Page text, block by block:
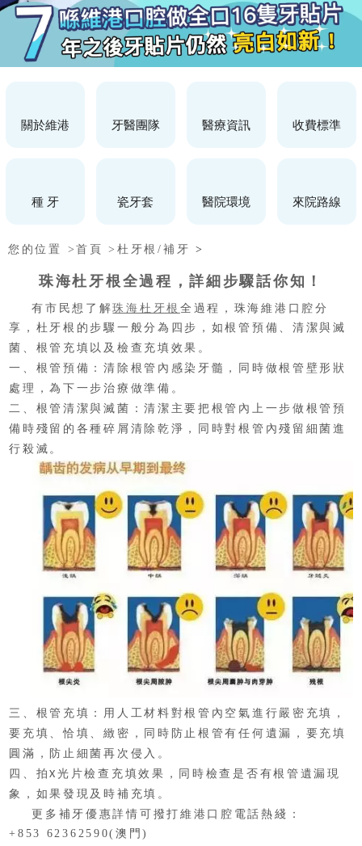
關於維港 牙醫團隊 醫療資訊 收費標準
種 牙 瓷牙套 醫院環境 來院路線
您的位置 >首頁 >杜牙根/補牙 >
珠海杜牙根全過程，詳細步驟話你知！
有市民想了解珠海杜牙根 全過程，珠海維港口腔分
享，杜牙根 的步驟一般分為四步，如根管預備、清潔與滅
菌、根管充填以及檢查充填效果。
一、根管預備：清除根管內感染牙髓，同時做根管壁形狀
處理，為下一步治療做準備。
二、根管清潔與滅菌：清潔主要把根管內上一步做根管預
備時殘留的各種碎屑清除乾淨，同時對根管內殘留細菌進
行殺滅。
三、根管充填：用人工材料對根管內空氣進行嚴密充填，
要充填、恰填、緻密，同時防止根管有任何遺漏，要充填
圓滿，防止細菌再次侵入。
四、拍X光片檢查充填效果，同時檢查是否有根管遺漏現
象，如果發現及時補充填。
更多補牙優惠詳情可撥打維港口腔電話熱綫：
+853 62362590(澳門)